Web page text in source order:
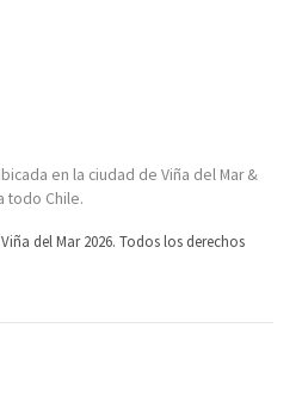
en la ciudad de Viña del Mar &
todo Chile.
del Mar 2026. Todos los derechos